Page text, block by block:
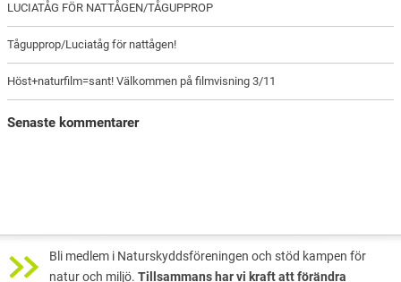
LUCIATÅG FÖR NATTÅGEN/TÅGUPPROP
Tågupprop/Luciatåg för nattågen!
Höst+naturfilm=sant! Välkommen på filmvisning 3/11
Senaste kommentarer
Bli medlem i Naturskyddsföreningen och stöd kampen för
natur och miljö. Tillsammans har vi kraft att förändra